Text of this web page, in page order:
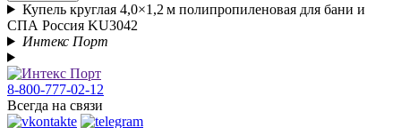
Купель круглая 4,0×1,2 м полипропиленовая для бани и
СПА Россия KU3042
Интекс Порт
8-800-777-02-12
Всегда на связи